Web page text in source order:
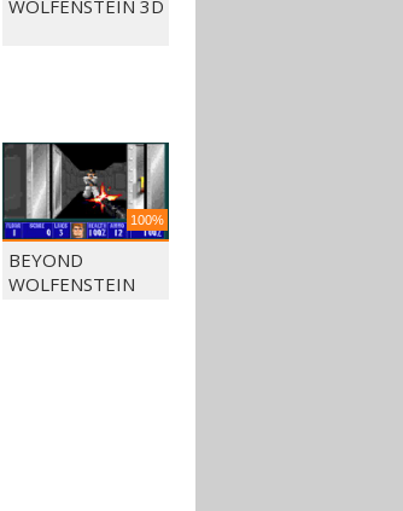
WOLFENSTEIN 3D
100%
BEYOND
WOLFENSTEIN